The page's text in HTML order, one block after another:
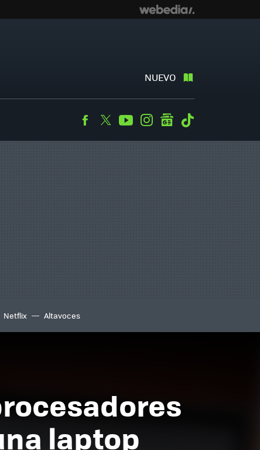
NUEVO
Facebook
TwitterYoutubeInstagramgooglenews
Netflix Altavoces
laptop